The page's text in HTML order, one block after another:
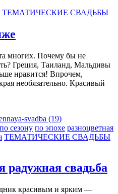
ТЕМАТИЧЕСКИЕ СВАДЬБЫ
многих. Почему бы не
Греция, Таиланд, Мальдивы
нравится! Впрочем,
необязательно. Красивый
по сезону по эпохе разноцветная
ТЕМАТИЧЕСКИЕ СВАДЬБЫ
радужная свадьба
красивым и ярким —